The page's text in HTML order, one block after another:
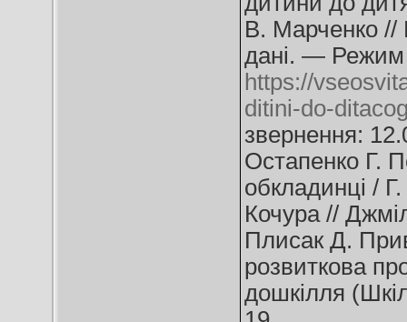
В. Марченко //
дані. — Режим
https://
ditini-do-
звернення:
Остапенко Г.
обкладинці /
Кочура //
Плисак Д.
розвиткова
дошкілля